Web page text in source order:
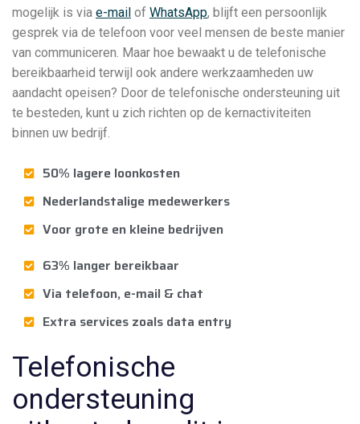
mogelijk is via e-mail of WhatsApp, blijft een persoonlijk
gesprek via de telefoon voor veel mensen de beste manier
van communiceren. Maar hoe bewaakt u de telefonische
bereikbaarheid terwijl ook andere werkzaamheden uw
aandacht opeisen? Door de telefonische ondersteuning uit
te besteden, kunt u zich richten op de kernactiviteiten
binnen uw bedrijf.
50% lagere loonkosten
Nederlandstalige medewerkers
Voor grote en kleine bedrijven
63% langer bereikbaar
Via telefoon, e-mail & chat
Extra services zoals data entry
Telefonische
ondersteuning